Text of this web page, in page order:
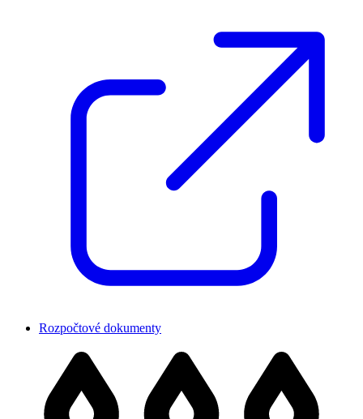
Rozpočtové dokumenty